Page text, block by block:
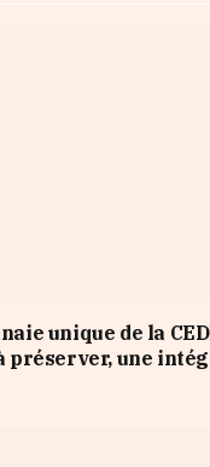
unique de la
préserver, une